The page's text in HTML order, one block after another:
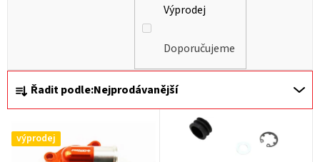
Ř
a
z
e
Řadit podle:Nejprodávanější
Výprodej
Doporučujeme
výprodej